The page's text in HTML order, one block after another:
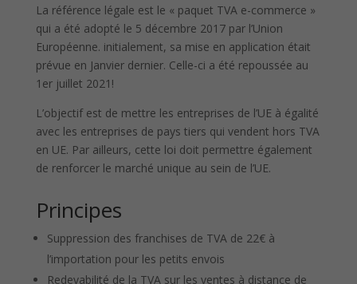
La référence légale est le « paquet TVA e-commerce »
qui a été adopté le 5 décembre 2017 par l’Union
Européenne. initialement, sa mise en application était
prévue en Janvier dernier. Celle-ci a été repoussée au
1er juillet 2021!
L’objectif est de mettre les entreprises de l’UE à égalité
avec les entreprises de pays tiers qui vendent hors TVA
en UE. Par ailleurs, cette loi doit permettre également
de renforcer le marché unique au sein de l’UE.
Principes
Suppression des franchises de TVA de 22€ à
l’importation pour les petits envois
Redevabilité de la TVA sur les ventes à distance de